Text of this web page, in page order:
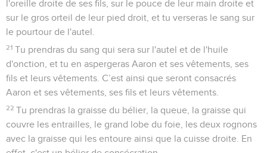
l'oreille droite de ses fils, sur le pouce de leur main droite et
sur le gros orteil de leur pied droit, et tu verseras le sang sur
le pourtour de l'autel.
21 Tu prendras du sang qui sera sur l'autel et de l'huile
d'onction, et tu en aspergeras Aaron et ses vêtements, ses
fils et leurs vêtements. C’est ainsi que seront consacrés
Aaron et ses vêtements, ses fils et leurs vêtements.
22 Tu prendras la graisse du bélier, la queue, la graisse qui
couvre les entrailles, le grand lobe du foie, les deux rognons
avec la graisse qui les entoure ainsi que la cuisse droite. En